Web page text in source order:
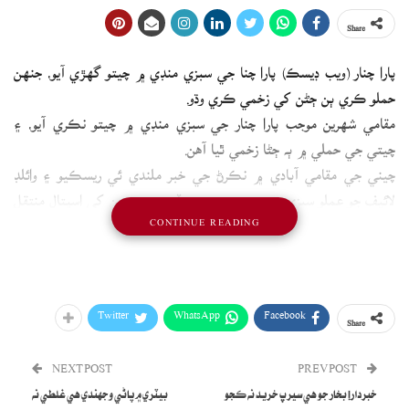
پارا چنار (ويب ڊيسڪ) پارا چنا جي سبزي منڊي ۾ چيتو گھڙي آيو، جنهن
حملو ڪري ٻن ڄڻن کي زخمي ڪري وڌو.
مقامي شهرين موجب پارا چنار جي سبزي منڊي ۾ چيتو نڪري آيو، ۽
چيتي جي حملي ۾ ٻه ڄڻا زخمي ٿيا آهن.
چيني جي مقامي آبادي ۾ نڪرڻ جي خبر ملندي ئي ريسڪيو ۽ وائلڊ
لائيف جو عملو سبزي منڊي پهچي ويو، جڏهن ته زخمين کي اسپتال منتقل
Facebook
WhatsApp
Twitter
خبردار! بخار جو هي سيرپ خريد نه ڪجو
NEXT POST
بيٽري ۾ پاڻي وجهندي هي غلطي نه